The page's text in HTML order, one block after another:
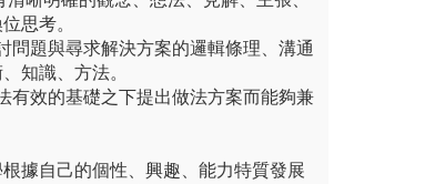
思考。
問題與尋求解決方案的邏輯條理、溝通
知識、方法。
有效的基礎之下提出做法方案而能夠兼
據自己的個性、興趣、能力特質發展